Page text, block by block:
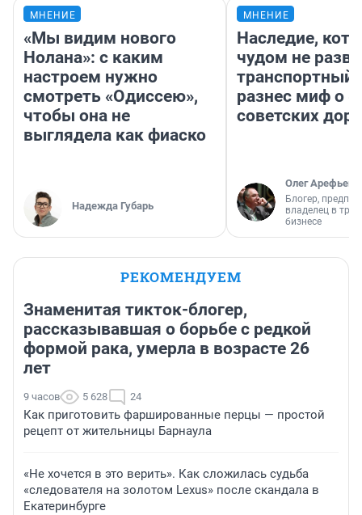
МНЕНИЕ
«Мы видим нового
Нолана»: с каким
настроем нужно
смотреть «Одиссею»,
чтобы она не
выглядела как фиаско
Надежда Губарь
МНЕНИЕ
Наследие,
чудом не
транспортный
разнес миф о
советских
Олег Арефьев
Блогер,
владелец в
бизнесе
РЕКОМЕНДУЕМ
Знаменитая тикток-блогер,
рассказывавшая о борьбе с редкой
формой рака, умерла в возрасте 26
лет
9 часов 5 628 24
Как приготовить фаршированные перцы — простой
рецепт от жительницы Барнаула
«Не хочется в это верить». Как сложилась судьба
«следователя на золотом Lexus» после скандала в
Екатеринбурге